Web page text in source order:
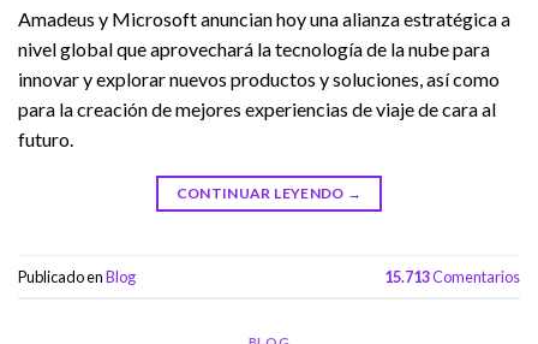
Amadeus y Microsoft anuncian hoy una alianza estratégica a
nivel global que aprovechará la tecnología de la nube para
innovar y explorar nuevos productos y soluciones, así como
para la creación de mejores experiencias de viaje de cara al
futuro.
CONTINUAR LEYENDO →
Publicado enBlog 15.713Comentarios